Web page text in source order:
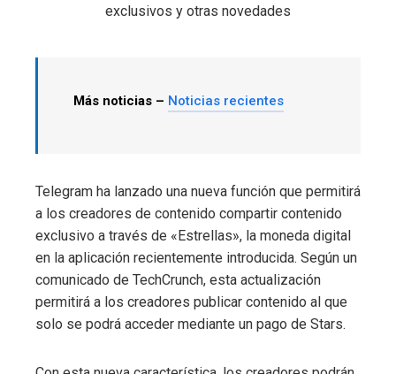
Más noticias – Noticias recientes
Telegram ha lanzado una nueva función que permitirá
a los creadores de contenido compartir contenido
exclusivo a través de «Estrellas», la moneda digital
en la aplicación recientemente introducida. Según un
comunicado de TechCrunch, esta actualización
permitirá a los creadores publicar contenido al que
solo se podrá acceder mediante un pago de Stars.